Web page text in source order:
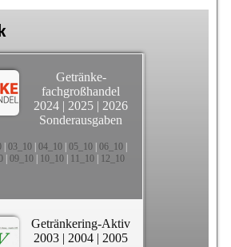
Getränke-
fachgroßhandel
2024 | 2025 | 2026
Sonderausgaben
| 03_10| 04_10| 05_10| 06_10|
09_10 10_10 11_10 12_10
Getränkering-Aktiv
2003 | 2004 | 2005